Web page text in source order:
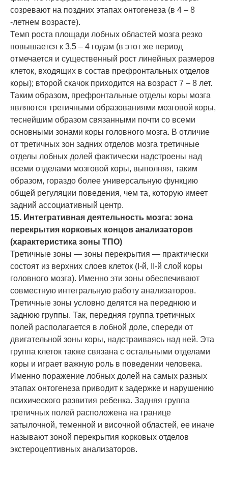
созревают на поздних этапах онтогенеза (в 4 – 8
-летнем возрасте).
Темп роста площади лобных областей мозга резко
повышается к 3,5 – 4 годам (в этот же период
отмечается и существенный рост линейных размеров
клеток, входящих в состав префронтальных отделов
коры); второй скачок приходится на возраст 7 – 8 лет.
Таким образом, префронтальные отделы коры мозга
являются третичными образованиями мозговой коры,
теснейшим образом связанными почти со всеми
основными зонами коры головного мозга. В отличие
от третичных зон задних отделов мозга третичные
отделы лобных долей фактически надстроены над
всеми отделами мозговой коры, выполняя, таким
образом, гораздо более универсальную функцию
общей регуляции поведения, чем та, которую имеет
задний ассоциативный центр.
15. Интегративная деятельность мозга: зона
перекрытия корковых концов анализаторов
(характеристика зоны ТПО)
Третичные зоны — зоны перекрытия — практически
состоят из верхних слоев клеток (I-й, II-й слой коры
головного мозга). Именно эти зоны обеспечивают
совместную интегральную работу анализаторов.
Третичные зоны условно делятся на переднюю и
заднюю группы. Так, передняя группа третичных
полей располагается в лобной доле, спереди от
двигательной зоны коры, надстраиваясь над ней. Эта
группа клеток также связана с остальными отделами
коры и играет важную роль в поведении человека.
Именно поражение лобных долей на самых разных
этапах онтогенеза приводит к задержке и нарушению
психического развития ребенка. Задняя группа
третичных полей расположена на границе
затылочной, теменной и височной областей, ее иначе
называют зоной перекрытия корковых отделов
экстероцептивных анализаторов.